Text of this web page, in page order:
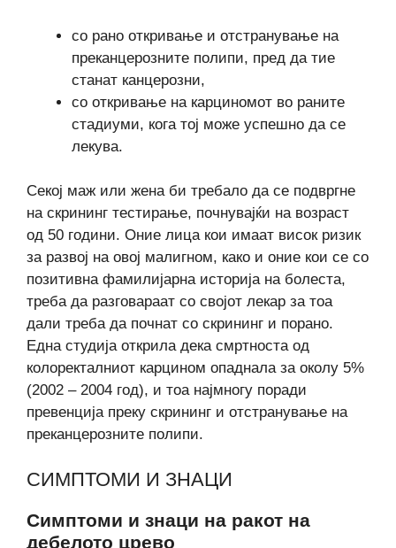
со рано откривање и отстранување на
преканцерозните полипи, пред да тие
станат канцерозни,
со откривање на карциномот во раните
стадиуми, кога тој може успешно да се
лекува.
Секој маж или жена би требало да се подвргне
на скрининг тестирање, почнувајќи на возраст
од 50 години. Оние лица кои имаат висок ризик
за развој на овој малигном, како и оние кои се со
позитивна фамилијарна историја на болеста,
треба да разговараат со својот лекар за тоа
дали треба да почнат со скрининг и порано.
Една студија открила дека смртноста од
колоректалниот карцином опаднала за околу 5%
(2002 – 2004 год), и тоа најмногу поради
превенција преку скрининг и отстранување на
преканцерозните полипи.
СИМПТОМИ И ЗНАЦИ
Симптоми и знаци на ракот на
дебелото црево